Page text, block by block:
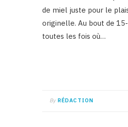
de miel juste pour le
originelle. Au bout de
toutes les fois où…
By RÉDACTION